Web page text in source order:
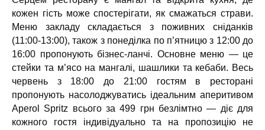
кожен гість може спостерігати, як смажаться страви.
Меню закладу складається з поживних сніданків
(11:00-13:00), також з понеділка по п’ятницю з 12:00 до
16:00 пропонують бізнес-ланчі. Основне меню — це
стейки та м’ясо на мангалі, шашлики та кебаби. Весь
червень з 18:00 до 21:00 гостям в ресторані
пропонують насолоджуватись ідеальним аперитивом
Aperol Spritz всього за 499 грн безлімтно — діє для
кожного гостя індивідуально та на пропозицію не